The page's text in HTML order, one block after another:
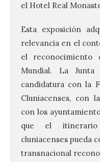
el Hotel Real
Esta exposición
relevancia en el
el reconocimiento
Mundial. La
candidatura con la
Cluniacenses, con
con los
que el itinerario
cluniacenses pueda
transnacional
Brujería Fest
festival que se
el 11 de agosto
Bañeza
9 Ago 2026
El
Edition,